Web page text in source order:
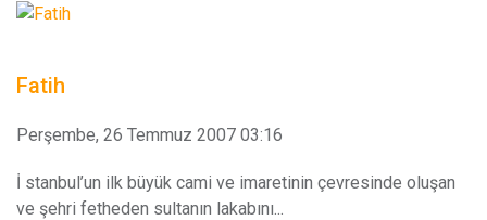
Fatih
Perşembe, 26 Temmuz 2007 03:16
İ stanbul’un ilk büyük cami ve imaretinin çevresinde oluşan
ve şehri fetheden sultanın lakabını...